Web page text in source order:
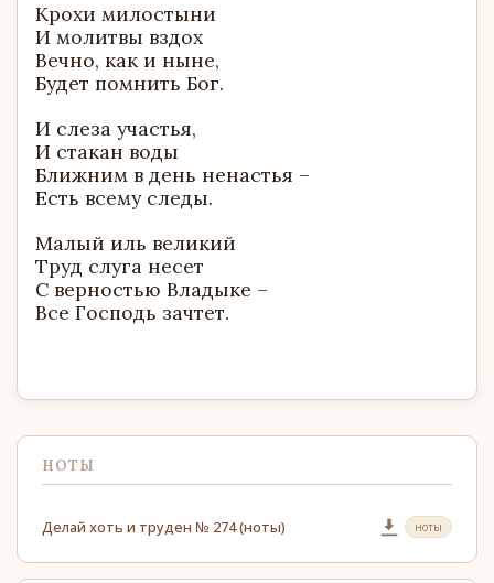
Крохи милостыни
И молитвы вздох
Вечно, как и ныне,
Будет помнить Бог.
И слеза участья,
И стакан воды
Ближним в день ненастья –
Есть всему следы.
Малый иль великий
Труд слуга несет
С верностью Владыке –
Все Господь зачтет.
НОТЫ
Делай хоть и труден № 274 (ноты) ноты